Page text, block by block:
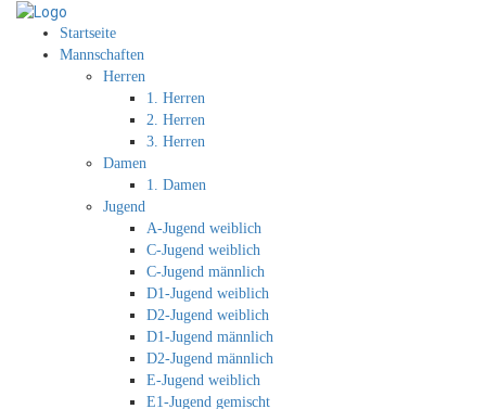
Startseite
Mannschaften
Herren
1. Herren
2. Herren
3. Herren
Damen
1. Damen
Jugend
A-Jugend weiblich
C-Jugend weiblich
C-Jugend männlich
D1-Jugend weiblich
D2-Jugend weiblich
D1-Jugend männlich
D2-Jugend männlich
E-Jugend weiblich
E1-Jugend gemischt